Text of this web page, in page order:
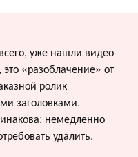
уже нашли видео
«разоблачение» от
ролик
заголовками.
немедленно
удалить.